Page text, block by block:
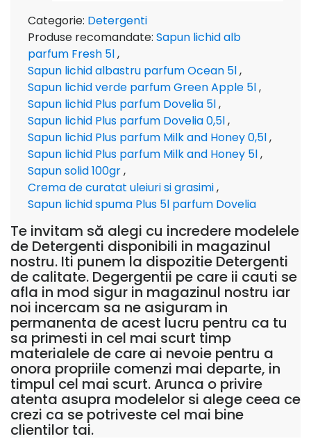
Categorie: Detergenti
Produse recomandate: Sapun lichid alb
parfum Fresh 5l,
Sapun lichid albastru parfum Ocean 5l,
Sapun lichid verde parfum Green Apple 5l,
Sapun lichid Plus parfum Dovelia 5l,
Sapun lichid Plus parfum Dovelia 0,5l,
Sapun lichid Plus parfum Milk and Honey 0,5l,
Sapun lichid Plus parfum Milk and Honey 5l,
Sapun solid 100gr,
Crema de curatat uleiuri si grasimi,
Sapun lichid spuma Plus 5l parfum Dovelia
Te invitam să alegi cu incredere modelele
de Detergenti disponibili in magazinul
nostru. Iti punem la dispozitie Detergenti
de calitate. Degergentii pe care ii cauti se
afla in mod sigur in magazinul nostru iar
noi incercam sa ne asiguram in
permanenta de acest lucru pentru ca tu
sa primesti in cel mai scurt timp
materialele de care ai nevoie pentru a
onora propriile comenzi mai departe, in
timpul cel mai scurt. Arunca o privire
atenta asupra modelelor si alege ceea ce
crezi ca se potriveste cel mai bine
clientilor tai.